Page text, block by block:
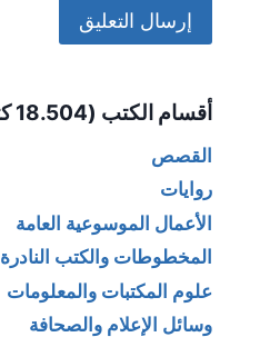
أقسام الكتب (18.504 كتاب)
القصص
روايات
الأعمال الموسوعية العامة
المخطوطات والكتب النادرة
علوم المكتبات والمعلومات
وسائل الإعلام والصحافة